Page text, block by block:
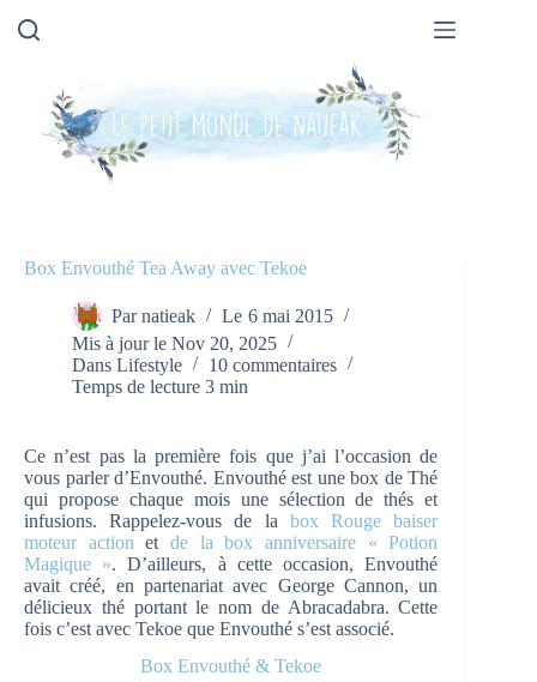
Box Envouthé Tea Away avec Tekoe
Par natieak Le 6 mai 2015
Mis à jour le Nov 20, 2025
Dans Lifestyle
10 commentaires
Temps de lecture 3 min
Ce n’est pas la première fois que j’ai l’occasion de
vous parler d’Envouthé. Envouthé est une box de Thé
qui propose chaque mois une sélection de thés et
infusions. Rappelez-vous de la box Rouge baiser
moteur action et de la box anniversaire « Potion
Magique ». D’ailleurs, à cette occasion, Envouthé
avait créé, en partenariat avec George Cannon, un
délicieux thé portant le nom de Abracadabra. Cette
fois c’est avec Tekoe que Envouthé s’est associé.
Box Envouthé & Tekoe